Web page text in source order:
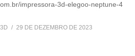
impressora-3d-elegoo-neptune-4
29 DE DEZEMBRO DE 2023